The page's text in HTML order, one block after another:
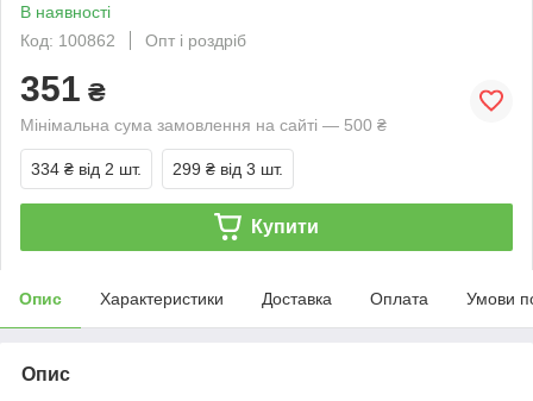
В наявності
Код: 100862
Опт і роздріб
351 ₴
Мінімальна сума замовлення на сайті — 500 ₴
334 ₴ від 2 шт. 299 ₴ від 3 шт.
Купити
Опис Характеристики Доставка Оплата Умови
Опис